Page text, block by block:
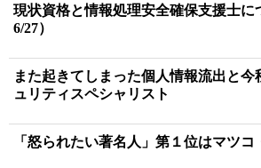
現状資格と情報処理安全確保支援士に
6/27）
また起きてしまった個人情報流出と今
ュリティスペシャリスト
「怒られたい著名人」第１位はマツ